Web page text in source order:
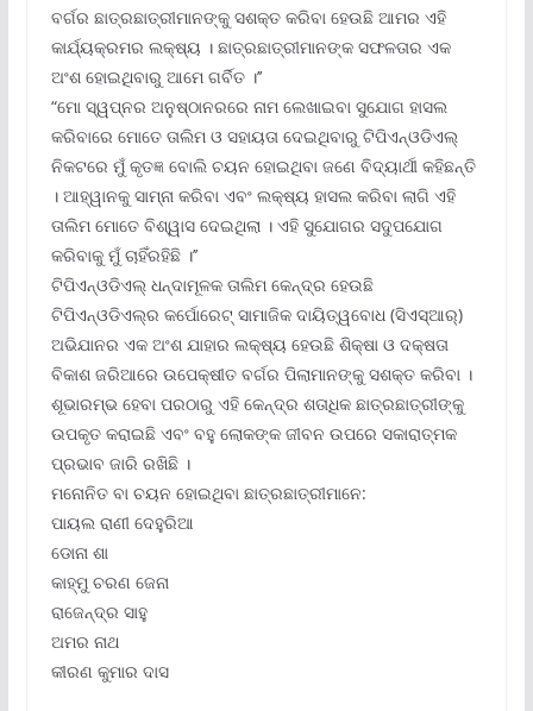
ବର୍ଗର ଛାତ୍ରଛାତ୍ରୀମାନଙ୍କୁ ସଶକ୍ତ କରିବା ହେଉଛି ଆମର ଏହି
କାର୍ଯ୍ୟକ୍ରମର ଲକ୍ଷ୍ୟ । ଛାତ୍ରଛାତ୍ରୀମାନଙ୍କ ସଫଳତାର ଏକ
ଅଂଶ ହୋଇଥିବାରୁ ଆମେ ଗର୍ବିତ ।’’
“ମୋ ସ୍ୱପ୍ନର ଅନୁଷ୍ଠାନରରେ ନାମ ଲେଖାଇବା ସୁଯୋଗ ହାସଲ
କରିବାରେ ମୋତେ ତାଲିମ ଓ ସହାୟତା ଦେଇଥିବାରୁ ଟିପିଏନ୍‌ଓଡିଏଲ୍
ନିକଟରେ ମୁଁ କୃତଜ୍ଞ ବୋଲି ଚୟନ ହୋଇଥିବା ଜଣେ ବିଦ୍ୟାର୍ଥୀ କହିଛନ୍ତି
। ଆହ୍ୱାନକୁ ସାମ୍ନା କରିବା ଏବଂ ଲକ୍ଷ୍ୟ ହାସଲ କରିବା ଲାଗି ଏହି
ତାଲିମ ମୋତେ ବିଶ୍ୱାସ ଦେଇଥିଲା । ଏହି ସୁଯୋଗର ସଦୁପଯୋଗ
କରିବାକୁ ମୁଁ ଚାହିଁରହିଛି ।’’
ଟିପିଏନ୍‌ଓଡିଏଲ୍ ଧନ୍ଦାମୂଳକ ତାଲିମ କେନ୍ଦ୍ର ହେଉଛି
ଟିପିଏନ୍‌ଓଡିଏଲ୍‌ର କର୍ପୋରେଟ୍ ସାମାଜିକ ଦାୟିତ୍ୱବୋଧ (ସିଏସ୍‌ଆର୍‌)
ଅଭିଯାନର ଏକ ଅଂଶ ଯାହାର ଲକ୍ଷ୍ୟ ହେଉଛି ଶିକ୍ଷା ଓ ଦକ୍ଷତା
ବିକାଶ ଜରିଆରେ ଉପେକ୍ଷୀତ ବର୍ଗର ପିଲାମାନଙ୍କୁ ସଶକ୍ତ କରିବା ।
ଶୂଭାରମ୍ଭ ହେବା ପରଠାରୁ ଏହି କେନ୍ଦ୍ର ଶତାଧିକ ଛାତ୍ରଛାତ୍ରୀଙ୍କୁ
ଉପକୃତ କରାଇଛି ଏବଂ ବହୁ ଲୋକଙ୍କ ଜୀବନ ଉପରେ ସକାରାତ୍ମକ
ପ୍ରଭାବ ଜାରି ରଖିଛି ।
ମନୋନିତ ବା ଚୟନ ହୋଇଥିବା ଛାତ୍ରଛାତ୍ରୀମାନେ:
ପାୟଲ ରାଣୀ ଦେହୁରିଆ
ଡୋନା ଶା
କାହ୍ମୁ ଚରଣ ଜେନା
ରାଜେନ୍ଦ୍ର ସାହୁ
ଅମର ନାଥ
କୀରଣ କୁମାର ଦାସ